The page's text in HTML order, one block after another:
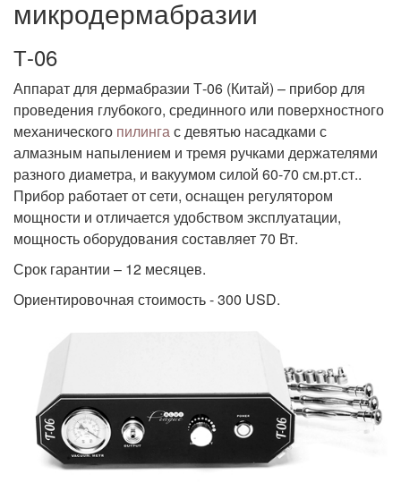
микродермабразии
Т-06
Аппарат для дермабразии Т-06 (Китай) – прибор для
проведения глубокого, срединного или поверхностного
механического пилинга с девятью насадками с
алмазным напылением и тремя ручками держателями
разного диаметра, и вакуумом силой 60-70 см.рт.ст..
Прибор работает от сети, оснащен регулятором
мощности и отличается удобством эксплуатации,
мощность оборудования составляет 70 Вт.
Срок гарантии – 12 месяцев.
Ориентировочная стоимость - 300 USD.